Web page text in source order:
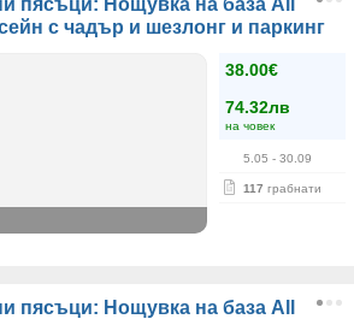
пясъци: Нощувка на база All
с чадър и шезлонг и паркинг
38.00€
74.32лв
на човек
5.05 - 30.09
117 грабнати
пясъци: Нощувка на база All